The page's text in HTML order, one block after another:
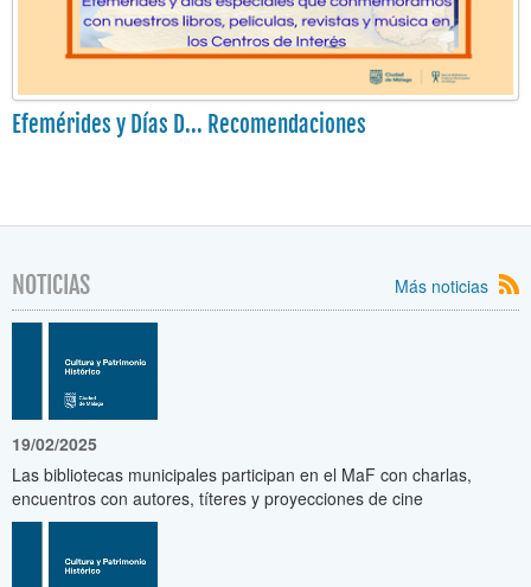
Efemérides y Días D... Recomendaciones
NOTICIAS Más noticias
19/02/2025
Las bibliotecas municipales participan en el MaF con charlas,
encuentros con autores, títeres y proyecciones de cine